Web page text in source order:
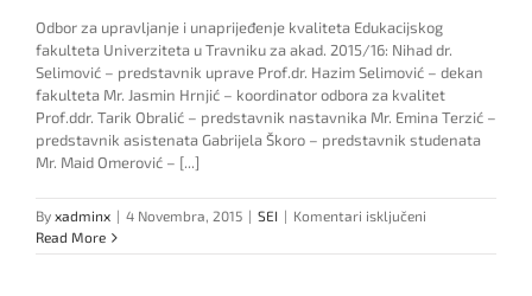
Odbor za upravljanje i unaprijeđenje kvaliteta Edukacijskog
fakulteta Univerziteta u Travniku za akad. 2015/16: Nihad dr.
Selimović – predstavnik uprave Prof.dr. Hazim Selimović – dekan
fakulteta Mr. Jasmin Hrnjić – koordinator odbora za kvalitet
Prof.ddr. Tarik Obralić – predstavnik nastavnika Mr. Emina Terzić –
predstavnik asistenata Gabrijela Škoro – predstavnik studenata
Mr. Maid Omerović – [...]
By xadminx | 4 Novembra, 2015 | SEI | Komentari isključeni
za
Read More